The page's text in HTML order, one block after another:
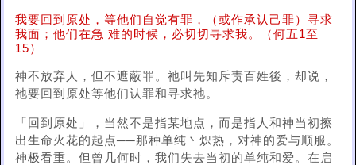
我要回到原处，等他们自觉有罪，（或作承认己罪）寻求
我面；他们在急 难的时候，必切切寻求我。（何五1至
15）
神不放弃人，但不遮蔽罪。祂叫先知斥责百姓後，却说，
祂要回到原处等他们认罪和寻求祂。
「回到原处」，当然不是指某地点，而是指人和神当初擦
出生命火花的起点──那种单纯丶炽热，对神的爱与顺服。
神极看重。但曾几何时，我们失去当初的单纯和爱。在启